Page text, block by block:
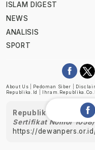
ISLAM DIGEST
NEWS
ANALISIS
SPORT
About Us Pedoman Siber
Republika.id
Republika telah
Sertifikat Nomor
https://